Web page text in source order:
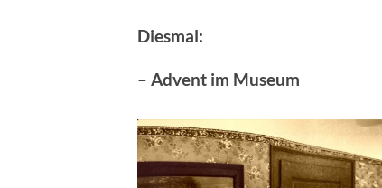
Diesmal:
– Advent im Museum